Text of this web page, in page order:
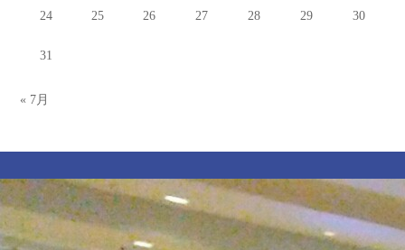
24 25 26 27 28 29 30
31
« 7月